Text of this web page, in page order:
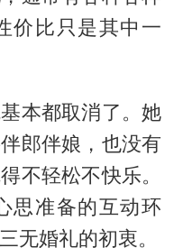
价比只是其中一
本都取消了。她
郎伴娘，也没有
不轻松不快乐。
思准备的互动环
无婚礼的初衷。